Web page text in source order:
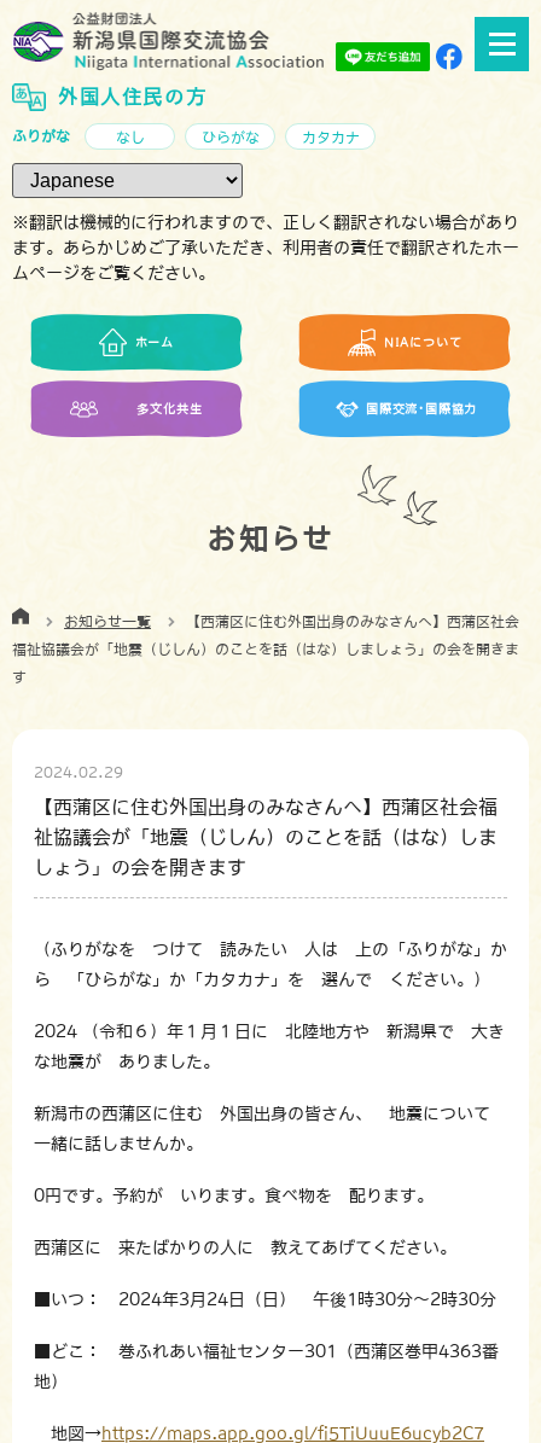
外国人住民の方
ふりがな なし ひらがな カタカナ
※翻訳は機械的に行われますので、正しく翻訳されない場合があり
ます。あらかじめご了承いただき、利用者の責任で翻訳されたホー
ムページをご覧ください。
ホーム NIAについて
多文化共生 国際交流･国際協力
お知らせ
お知らせ一覧
【西蒲区に住む外国出身のみなさんへ】西蒲区社会
福祉協議会が「地震（じしん）のことを話（はな）しましょう」の会を開きま
す
2024.02.29
【西蒲区に住む外国出身のみなさんへ】西蒲区社会福
祉協議会が「地震（じしん）のことを話（はな）しま
しょう」の会を開きます
（ふりがなを つけて 読みたい 人は 上の「ふりがな」か
ら 「ひらがな」か「カタカナ」を 選んで ください。）
2024 （令和６）年１月１日に 北陸地方や 新潟県で 大き
な地震が ありました。
新潟市の西蒲区に住む 外国出身の皆さん、 地震について
一緒に話しませんか。
0円です。予約が いります。食べ物を 配ります。
西蒲区に 来たばかりの人に 教えてあげてください。
■いつ： 2024年3月24日（日） 午後1時30分～2時30分
■どこ： 巻ふれあい福祉センター301（西蒲区巻甲4363番
地）
地図→https://maps.app.goo.gl/fi5TiUuuE6ucyb2C7